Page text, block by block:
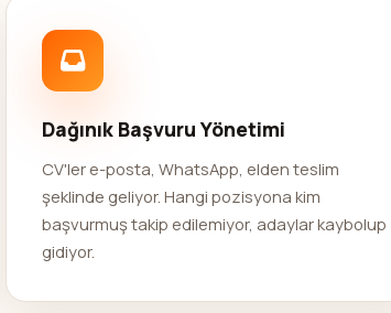
Dağınık Başvuru Yönetimi
CV'ler e-posta, WhatsApp, elden teslim
şeklinde geliyor. Hangi pozisyona kim
başvurmuş takip edilemiyor, adaylar kaybolup
gidiyor.